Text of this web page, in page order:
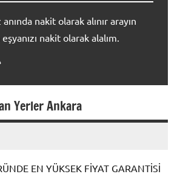
anında nakit olarak alınır arayın
nakit olarak alalım.
Yerler Ankara
EN YÜKSEK FİYAT GARANTİSİ